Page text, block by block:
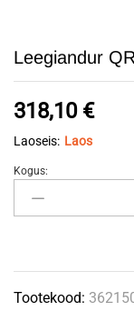
Leegiandur
318,10 €
Laoseis: Laos
Leegiandur
QRA2
Kogus:
Tootekood: